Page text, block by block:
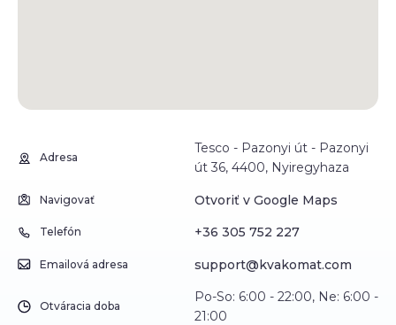
Adresa
Tesco - Pazonyi út - Pazonyi
út 36, 4400, Nyiregyhaza
Navigovať Otvoriť v Google Maps
Telefón +36 305 752 227
Emailová adresa support@kvakomat.com
Otváracia doba
Po-So: 6:00 - 22:00, Ne: 6:00 -
21:00